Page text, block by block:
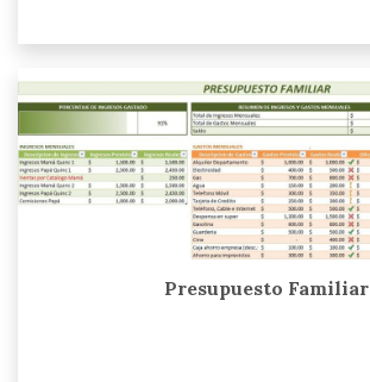
Presupuesto Familiar